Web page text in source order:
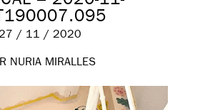
/ 11 / 2020
NURIA MIRALLES